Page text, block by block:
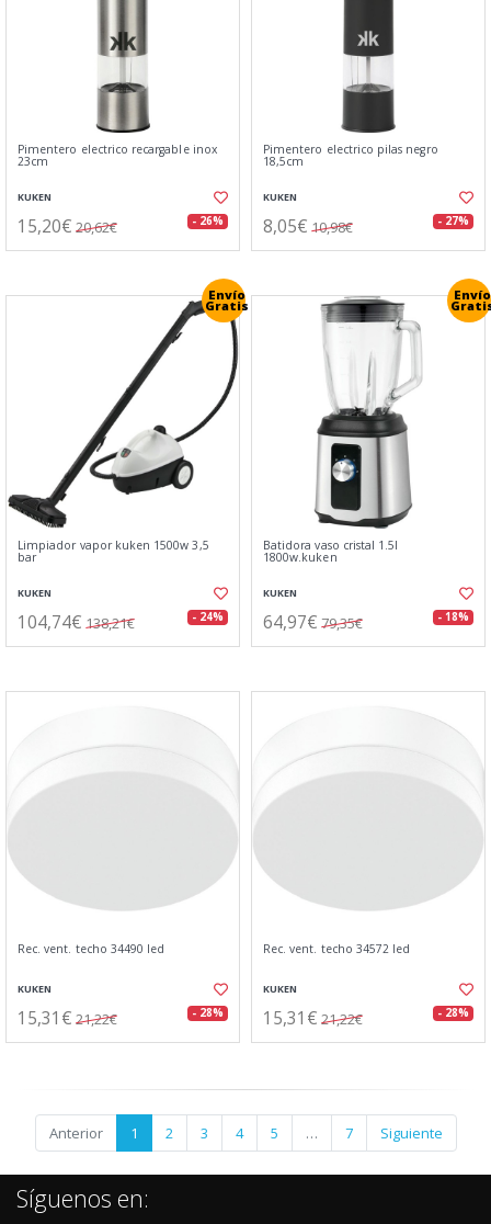
Pimentero electrico recargable inox
23cm
KUKEN
15,20€ 20,62€ - 26%
Pimentero electrico pilas negro
18,5cm
KUKEN
8,05€ 10,98€ - 27%
Envío
Gratis
Limpiador vapor kuken 1500w 3,5
bar
KUKEN
104,74€ 138,21€ - 24%
Envío
Batidora vaso cristal 1.5l
1800w.kuken
KUKEN
64,97€ 79,35€ - 18%
Rec. vent. techo 34490 led
KUKEN
15,31€ 21,22€ - 28%
Rec. vent. techo 34572 led
KUKEN
15,31€ 21,22€ - 28%
Anterior 1 2 3 4 5 … 7 Siguiente
Síguenos en: